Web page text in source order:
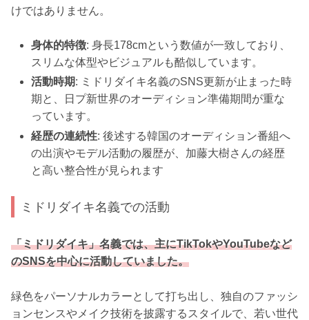
けではありません。
身体的特徴: 身長178cmという数値が一致しており、
スリムな体型やビジュアルも酷似しています。
活動時期: ミドリダイキ名義のSNS更新が止まった時
期と、日プ新世界のオーディション準備期間が重な
っています。
経歴の連続性: 後述する韓国のオーディション番組へ
の出演やモデル活動の履歴が、加藤大樹さんの経歴
と高い整合性が見られます
ミドリダイキ名義での活動
「ミドリダイキ」名義では、主にTikTokやYouTubeなど
のSNSを中心に活動していました。
緑色をパーソナルカラーとして打ち出し、独自のファッシ
ョンセンスやメイク技術を披露するスタイルで、若い世代